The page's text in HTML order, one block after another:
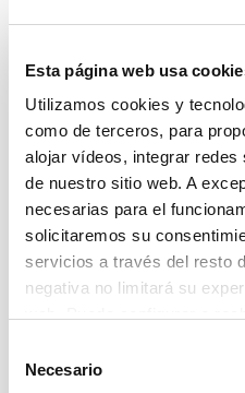
Esta página web usa
Utilizamos cookies y
como de terceros, para
alojar vídeos, integrar
de nuestro sitio web. A
necesarias para el
solicitaremos su
servicios a través del resto
negativa no limitará su
más información, puede
Necesario
Los Servicios de
(SAD) hacen frente a
temperaturas
Leer más
27 mayo, 2025